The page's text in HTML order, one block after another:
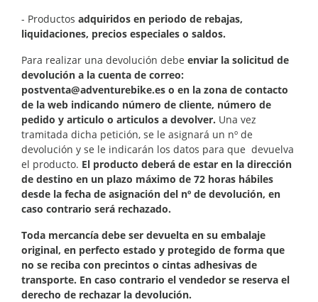
- Productos adquiridos en periodo de rebajas,
liquidaciones, precios especiales o saldos.
Para realizar una devolución debe enviar la solicitud de
devolución a la cuenta de correo:
postventa@adventurebike.es o en la zona de contacto
de la web indicando número de cliente, número de
pedido y articulo o articulos a devolver. Una vez
tramitada dicha petición, se le asignará un nº de
devolución y se le indicarán los datos para que devuelva
el producto. El producto deberá de estar en la dirección
de destino en un plazo máximo de 72 horas hábiles
desde la fecha de asignación del nº de devolución, en
caso contrario será rechazado.
Toda mercancía debe ser devuelta en su embalaje
original, en perfecto estado y protegido de forma que
no se reciba con precintos o cintas adhesivas de
transporte. En caso contrario el vendedor se reserva el
derecho de rechazar la devolución.